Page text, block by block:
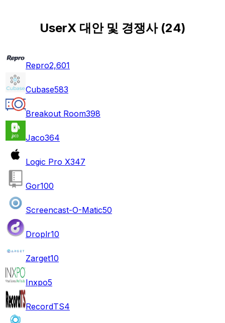
UserX 대안 및 경쟁사(24)
Repro2,601
Cubase583
Breakout Room398
Jaco364
Logic Pro X347
Gor100
Screencast-O-Matic50
Droplr10
Zarget10
Inxpo5
RecordTS4